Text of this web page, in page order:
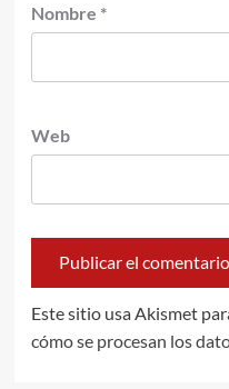
Nombre *
Web
Este sitio usa Akismet
cómo se procesan los